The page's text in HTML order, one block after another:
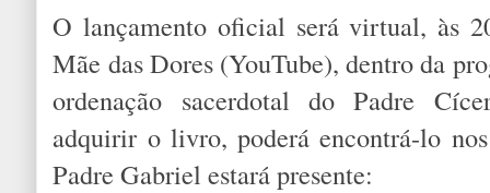
O lançamento oficial será virtual, às
Mãe das Dores (YouTube), dentro da
ordenação sacerdotal do Padre
adquirir o livro, poderá encontrá-lo
Padre Gabriel estará presente: